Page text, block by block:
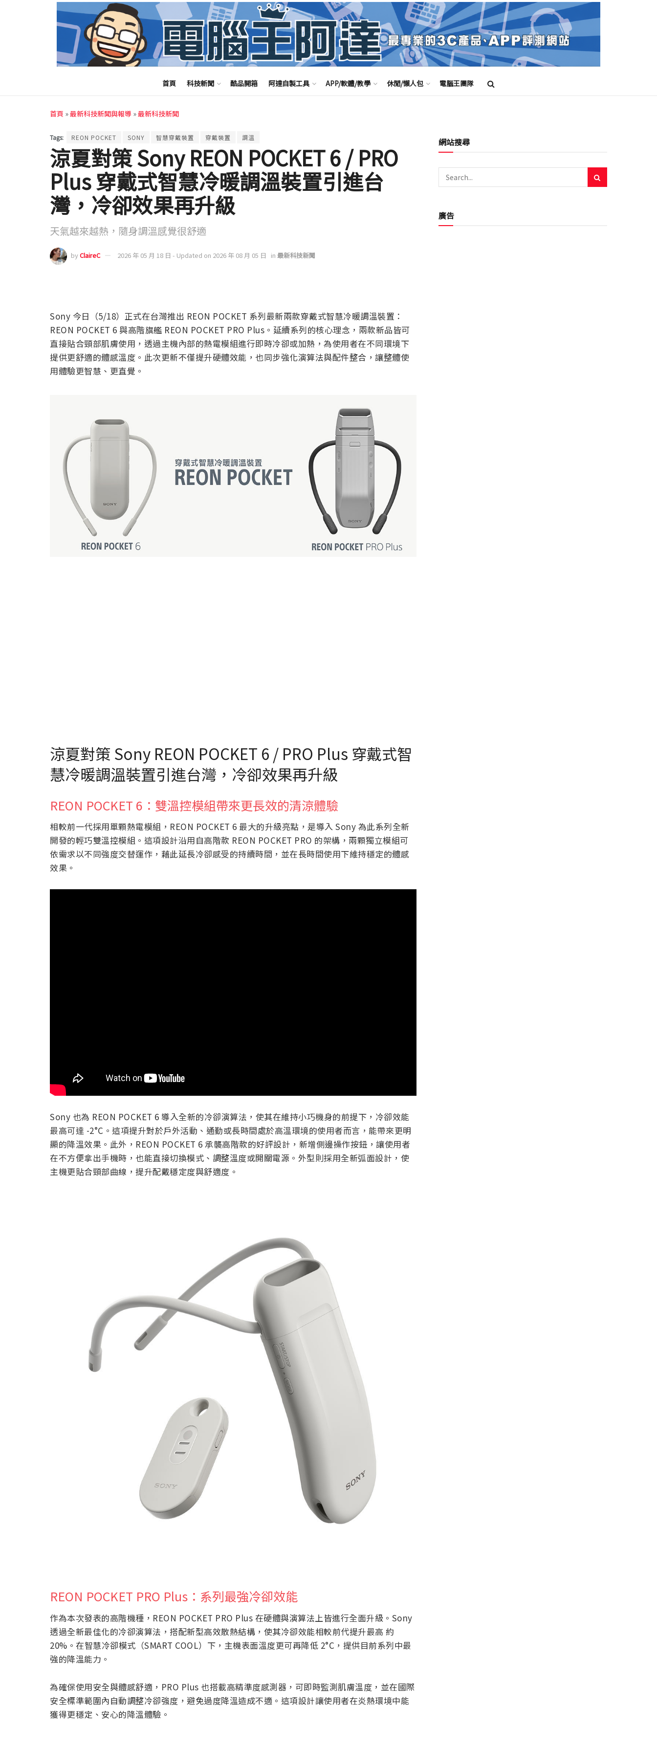
首頁 科技新聞 酷品開箱 阿達自製工具 APP/軟體/教學 休閒/懶人包 電腦王團隊
首頁 »最新科技新聞與報導 »最新科技新聞
Tags: REON POCKET SONY 智慧穿戴裝置 穿戴裝置 調溫
涼夏對策 Sony REON POCKET 6 / PRO
Plus 穿戴式智慧冷暖調溫裝置引進台
灣，冷卻效果再升級
天氣越來越熱，隨身調溫感覺很舒適
byClaireC 2026 年 05 月 18 日 - Updated on 2026 年 08 月 05 日 in 最新科技新聞
Sony 今日（5/18）正式在台灣推出 REON POCKET 系列最新兩款穿戴式智慧冷暖調溫裝置：
REON POCKET 6 與高階旗艦 REON POCKET PRO Plus。延續系列的核心理念，兩款新品皆可
直接貼合頸部肌膚使用，透過主機內部的熱電模組進行即時冷卻或加熱，為使用者在不同環境下
提供更舒適的體感溫度。此次更新不僅提升硬體效能，也同步強化演算法與配件整合，讓整體使
用體驗更智慧、更直覺。
涼夏對策 Sony REON POCKET 6 / PRO Plus 穿戴式智
慧冷暖調溫裝置引進台灣，冷卻效果再升級
REON POCKET 6：雙溫控模組帶來更長效的清涼體驗
相較前一代採用單顆熱電模組，REON POCKET 6 最大的升級亮點，是導入 Sony 為此系列全新
開發的輕巧雙溫控模組。這項設計沿用自高階款 REON POCKET PRO 的架構，兩顆獨立模組可
依需求以不同強度交替運作，藉此延長冷卻感受的持續時間，並在長時間使用下維持穩定的體感
效果。
Sony 也為 REON POCKET 6 導入全新的冷卻演算法，使其在維持小巧機身的前提下，冷卻效能
最高可達 -2°C。這項提升對於戶外活動、通勤或長時間處於高溫環境的使用者而言，能帶來更明
顯的降溫效果。此外，REON POCKET 6 承襲高階款的好評設計，新增側邊操作按鈕，讓使用者
在不方便拿出手機時，也能直接切換模式、調整溫度或開關電源。外型則採用全新弧面設計，使
主機更貼合頸部曲線，提升配戴穩定度與舒適度。
REON POCKET PRO Plus：系列最強冷卻效能
作為本次發表的高階機種，REON POCKET PRO Plus 在硬體與演算法上皆進行全面升級。Sony
透過全新最佳化的冷卻演算法，搭配新型高效散熱結構，使其冷卻效能相較前代提升最高 約
20%。在智慧冷卻模式（SMART COOL）下，主機表面溫度更可再降低 2°C，提供目前系列中最
強的降溫能力。
為確保使用安全與體感舒適，PRO Plus 也搭載高精準度感測器，可即時監測肌膚溫度，並在國際
安全標準範圍內自動調整冷卻強度，避免過度降溫造成不適。這項設計讓使用者在炎熱環境中能
獲得更穩定、安心的降溫體驗。
網站搜尋
廣告